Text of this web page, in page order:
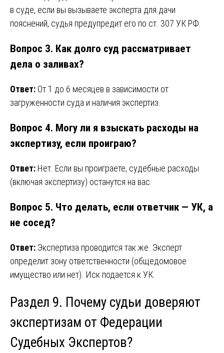
в суде, если вы вызываете эксперта для дачи
пояснений, судья предупредит его по ст. 307 УК РФ.
Вопрос 3. Как долго суд рассматривает
дела о заливах?
Ответ: От 1 до 6 месяцев в зависимости от
загруженности суда и наличия экспертиз.
Вопрос 4. Могу ли я взыскать расходы на
экспертизу, если проиграю?
Ответ: Нет. Если вы проиграете, судебные расходы
(включая экспертизу) останутся на вас.
Вопрос 5. Что делать, если ответчик — УК, а
не сосед?
Ответ: Экспертиза проводится так же. Эксперт
определит зону ответственности (общедомовое
имущество или нет). Иск подается к УК.
Раздел 9. Почему судьи доверяют
экспертизам от Федерации
Судебных Экспертов?